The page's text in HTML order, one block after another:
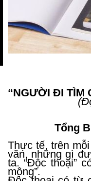
“NGƯỜI ĐI TÌM
(Đọc “Vượt
Nhà
Nguyên
Tổng Biên
Thực tế, trên
văn, những gì
ta. “Độc thoại”
mộng”.